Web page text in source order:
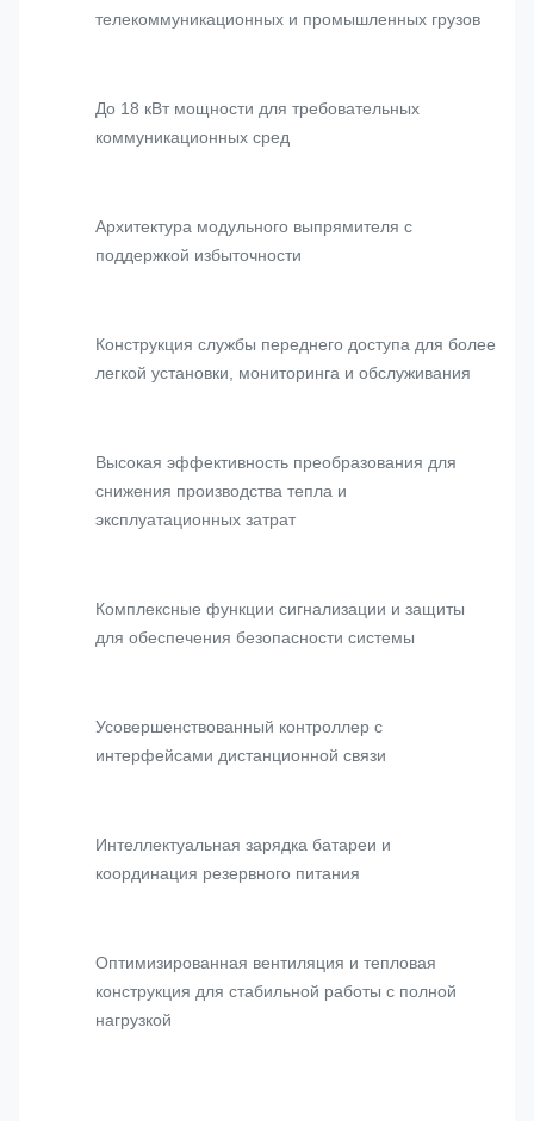
телекоммуникационных и промышленных грузов
До 18 кВт мощности для требовательных
коммуникационных сред
Архитектура модульного выпрямителя с
поддержкой избыточности
Конструкция службы переднего доступа для более
легкой установки, мониторинга и обслуживания
Высокая эффективность преобразования для
снижения производства тепла и
эксплуатационных затрат
Комплексные функции сигнализации и защиты
для обеспечения безопасности системы
Усовершенствованный контроллер с
интерфейсами дистанционной связи
Интеллектуальная зарядка батареи и
координация резервного питания
Оптимизированная вентиляция и тепловая
конструкция для стабильной работы с полной
нагрузкой